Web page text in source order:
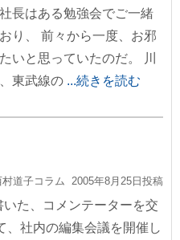
長はある勉強会でご一緒
り、 前々から一度、お邪
いと思っていたのだ。 川
東武線の ...続きを読む
村道子コラム 2005年8月25日投稿
た、コメンテーターを交
、社内の編集会議を開催し